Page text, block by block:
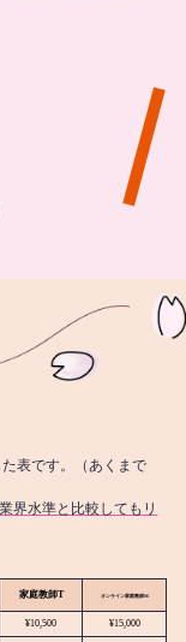
表です。（あくまで
界水準と比較してもリ
家庭教師T オンライン家庭教師M
¥10,500 ¥15,000